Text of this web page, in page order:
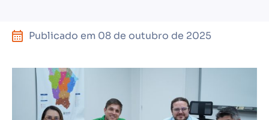
Publicado em 08 de outubro de 2025